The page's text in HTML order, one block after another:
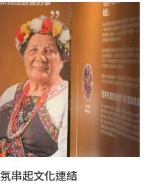
串起文化連結